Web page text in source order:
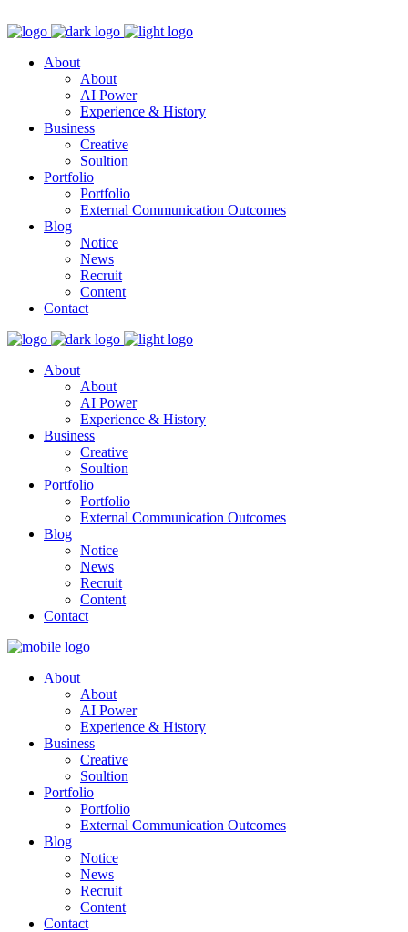
About
About
AI Power
Experience & History
Business
Creative
Soultion
Portfolio
Portfolio
External Communication Outcomes
Blog
Notice
News
Recruit
Content
Contact
About
About
AI Power
Experience & History
Business
Creative
Soultion
Portfolio
Portfolio
External Communication Outcomes
Blog
Notice
News
Recruit
Content
Contact
About
About
AI Power
Experience & History
Business
Creative
Soultion
Portfolio
Portfolio
External Communication Outcomes
Blog
Notice
News
Recruit
Content
Contact